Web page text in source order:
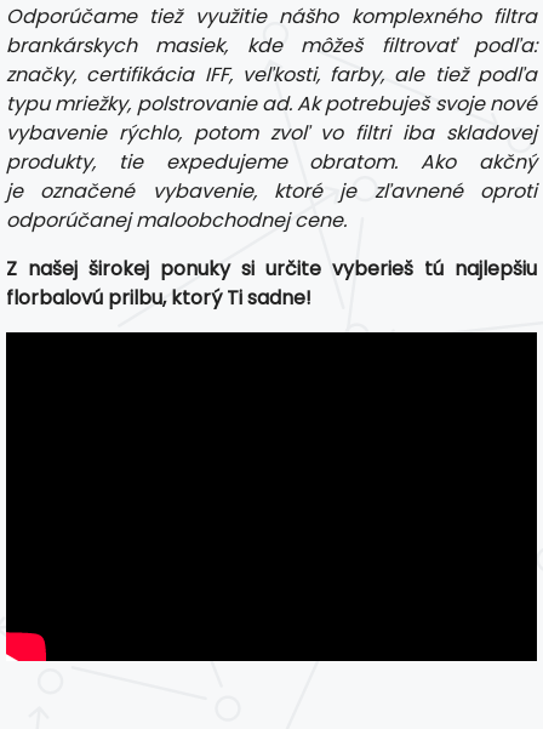
Odporúčame tiež využitie nášho komplexného filtra
brankárskych masiek, kde môžeš filtrovať podľa:
značky, certifikácia IFF, veľkosti, farby, ale tiež podľa
typu mriežky, polstrovanie ad. Ak potrebuješ svoje nové
vybavenie rýchlo, potom zvoľ vo filtri iba skladovej
produkty, tie expedujeme obratom. Ako akčný
je označené vybavenie, ktoré je zľavnené oproti
odporúčanej maloobchodnej cene.
Z našej širokej ponuky si určite vyberieš tú najlepšiu
florbalovú prilbu, ktorý Ti sadne!